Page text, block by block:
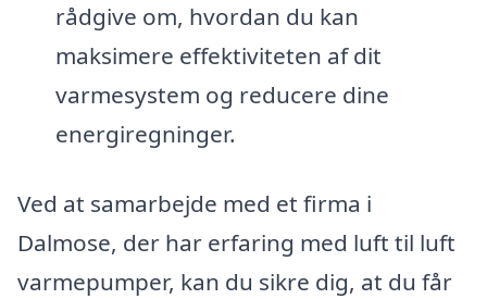
rådgive om, hvordan du kan
maksimere effektiviteten af dit
varmesystem og reducere dine
energiregninger.
Ved at samarbejde med et firma i
Dalmose, der har erfaring med luft til luft
varmepumper, kan du sikre dig, at du får